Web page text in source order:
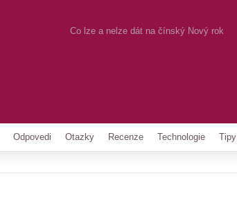
Co lze a nelze dát na čínský Nový rok
Odpovedi Otazky Recenze Technologie Tipy